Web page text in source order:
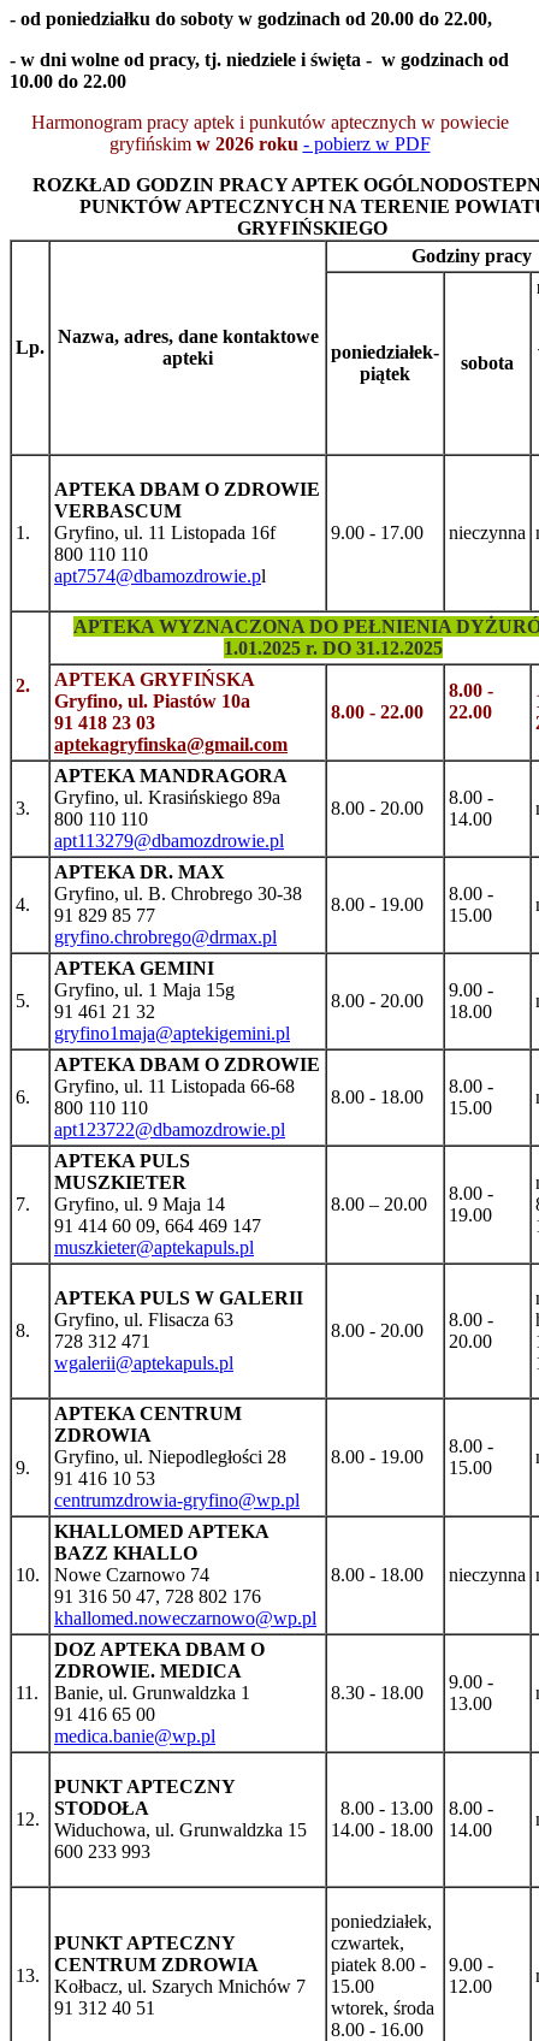
- od poniedziałku do soboty w godzinach od 20.00 do 22.00,
- w dni wolne od pracy, tj. niedziele i święta - w godzinach od
10.00 do 22.00
Harmonogram pracy aptek i punkutów aptecznych w powiecie
gryfińskim w 2026 roku - pobierz w PDF
ROZKŁAD GODZIN PRACY APTEK
PUNKTÓW APTECZNYCH NA TERENIE
GRYFIŃSKIEGO
Lp.
Nazwa, adres, dane kontaktowe
apteki
Godziny pracy
poniedziałek-
piątek
sobota
1.
APTEKA DBAM O ZDROWIE
VERBASCUM
Gryfino, ul. 11 Listopada 16f
800 110 110
apt7574@dbamozdrowie.pl
9.00 - 17.00 nieczynna
2.
APTEKA WYZNACZONA DO PEŁNIENIA
1.01.2025 r. DO 31.12.2025
APTEKA GRYFIŃSKA
Gryfino, ul. Piastów 10a
91 418 23 03
aptekagryfinska@gmail.com
8.00 - 22.00
8.00 -
22.00
3.
APTEKA MANDRAGORA
Gryfino, ul. Krasińskiego 89a
800 110 110
apt113279@dbamozdrowie.pl
8.00 - 20.00
8.00 -
14.00
4.
APTEKA DR. MAX
Gryfino, ul. B. Chrobrego 30-38
91 829 85 77
gryfino.chrobrego@drmax.pl
8.00 - 19.00
8.00 -
15.00
5.
APTEKA GEMINI
Gryfino, ul. 1 Maja 15g
91 461 21 32
gryfino1maja@aptekigemini.pl
8.00 - 20.00
9.00 -
18.00
6.
APTEKA DBAM O ZDROWIE
Gryfino, ul. 11 Listopada 66-68
800 110 110
apt123722@dbamozdrowie.pl
8.00 - 18.00
8.00 -
15.00
7.
APTEKA PULS
MUSZKIETER
Gryfino, ul. 9 Maja 14
91 414 60 09, 664 469 147
muszkieter@aptekapuls.pl
8.00 – 20.00
8.00 -
19.00
8.
APTEKA PULS W GALERII
Gryfino, ul. Flisacza 63
728 312 471
wgalerii@aptekapuls.pl
8.00 - 20.00
8.00 -
20.00
9.
APTEKA CENTRUM
ZDROWIA
Gryfino, ul. Niepodległości 28
91 416 10 53
centrumzdrowia-gryfino@wp.pl
8.00 - 19.00
8.00 -
15.00
10.
KHALLOMED APTEKA
BAZZ KHALLO
Nowe Czarnowo 74
91 316 50 47, 728 802 176
khallomed.noweczarnowo@wp.pl
8.00 - 18.00 nieczynna
11.
DOZ APTEKA DBAM O
ZDROWIE. MEDICA
Banie, ul. Grunwaldzka 1
91 416 65 00
medica.banie@wp.pl
8.30 - 18.00
9.00 -
13.00
12.
PUNKT APTECZNY
STODOŁA
Widuchowa, ul. Grunwaldzka 15
600 233 993
8.00 - 13.00
14.00 - 18.00
8.00 -
14.00
13.
PUNKT APTECZNY
CENTRUM ZDROWIA
Kołbacz, ul. Szarych Mnichów 7
91 312 40 51
poniedziałek,
czwartek,
piatek 8.00 -
15.00
wtorek, środa
8.00 - 16.00
9.00 -
12.00